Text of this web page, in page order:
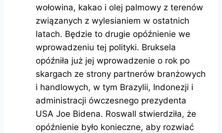
wołowina, kakao i olej palmowy z terenów
związanych z wylesianiem w ostatnich
latach. Będzie to drugie opóźnienie we
wprowadzeniu tej polityki. Bruksela
opóźniła już jej wprowadzenie o rok po
skargach ze strony partnerów branżowych
i handlowych, w tym Brazylii, Indonezji i
administracji ówczesnego prezydenta
USA Joe Bidena. Roswall stwierdziła, że ​​
opóźnienie było konieczne, aby rozwiać